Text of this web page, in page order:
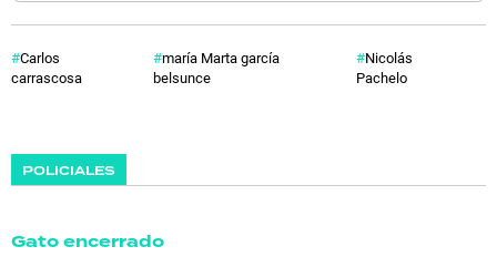
Carlos
carrascosa
maría Marta garcía
belsunce
Nicolás
Pachelo
POLICIALES
Gato encerrado